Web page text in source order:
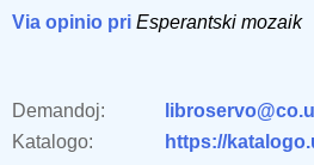
Via opinio pri Esperantski mozaik
Demandoj:
Katalogo:
https://